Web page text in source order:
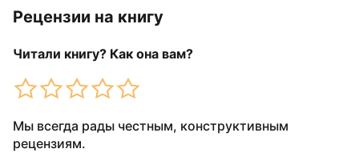
Рецензии на книгу
Читали книгу? Как она вам?
Мы всегда рады честным, конструктивным
рецензиям.